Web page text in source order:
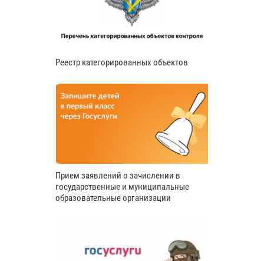
Реестр категорированных объектов
Прием заявлений о зачислении в
государственные и муниципальные
образовательные организации